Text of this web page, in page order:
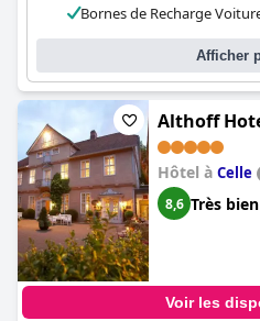
Bornes de Recharge
Afficher
Althoff
Hôtel à Celle
8,6 Très bien
Voir les